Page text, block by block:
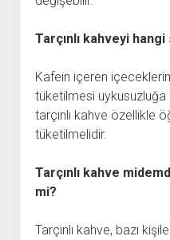
Tarçınlı kahveyi
Kafein içeren
tüketilmesi uykusuzluğa
tarçınlı kahve özellikle
tüketilmelidir.
Tarçınlı kahve
mi?
Tarçınlı kahve, bazı